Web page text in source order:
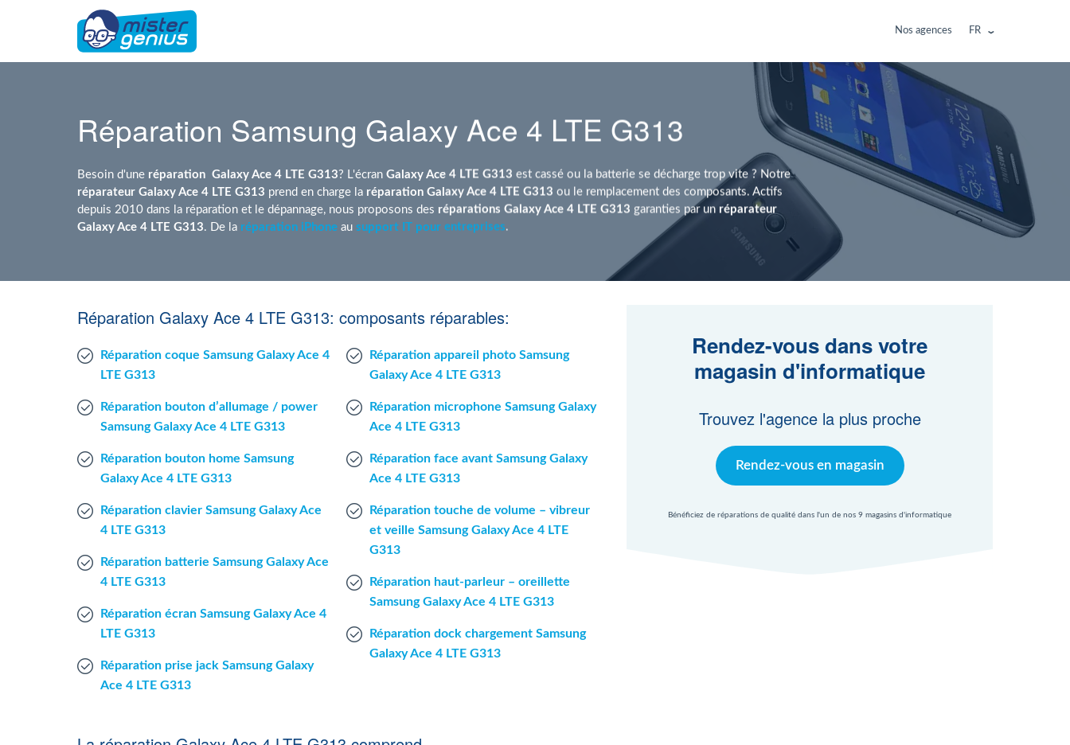
Nos agences FR
Réparation Samsung Galaxy Ace 4 LTE G313
Besoin d'une réparation Galaxy Ace 4 LTE G313? L'écran Galaxy Ace 4 LTE G313 est cassé ou la batterie se décharge trop vite ? Notre
réparateur Galaxy Ace 4 LTE G313 prend en charge la réparation Galaxy Ace 4 LTE G313 ou le remplacement des composants. Actifs
depuis 2010 dans la réparation et le dépannage, nous proposons des réparations Galaxy Ace 4 LTE G313 garanties par un réparateur
Galaxy Ace 4 LTE G313. De la réparation iPhone au support IT pour entreprises.
Réparation Galaxy Ace 4 LTE G313: composants réparables:
Réparation coque Samsung Galaxy Ace 4
LTE G313
Réparation bouton d’allumage / power
Samsung Galaxy Ace 4 LTE G313
Réparation bouton home Samsung
Galaxy Ace 4 LTE G313
Réparation clavier Samsung Galaxy Ace
4 LTE G313
Réparation batterie Samsung Galaxy Ace
4 LTE G313
Réparation écran Samsung Galaxy Ace 4
LTE G313
Réparation prise jack Samsung Galaxy
Ace 4 LTE G313
Réparation appareil photo Samsung
Galaxy Ace 4 LTE G313
Réparation microphone Samsung Galaxy
Ace 4 LTE G313
Réparation face avant Samsung Galaxy
Ace 4 LTE G313
Réparation touche de volume – vibreur
et veille Samsung Galaxy Ace 4 LTE
G313
Réparation haut-parleur – oreillette
Samsung Galaxy Ace 4 LTE G313
Réparation dock chargement Samsung
Galaxy Ace 4 LTE G313
Rendez-vous dans votre
magasin d'informatique
Trouvez l'agence la plus proche
Rendez-vous en magasin
Bénéficiez de réparations de qualité dans l'un de nos 9 magasins d'informatique